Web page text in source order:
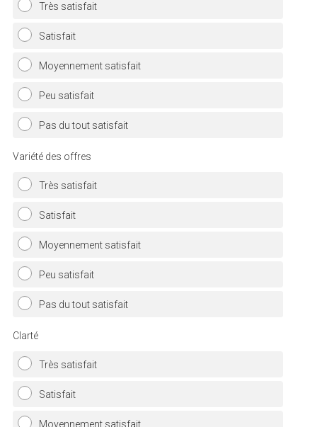
Très satisfait
Satisfait
Moyennement satisfait
Peu satisfait
Pas du tout satisfait
Variété des offres
Très satisfait
Satisfait
Moyennement satisfait
Peu satisfait
Pas du tout satisfait
Clarté
Très satisfait
Satisfait
Moyennement satisfait